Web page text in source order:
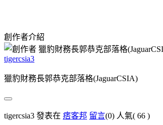
創作者介紹
tigercsia3
獵豹財務長郭恭克部落格(JaguarCSIA)
tigercsia3 發表在 痞客邦 留言(0) 人氣( 66 )